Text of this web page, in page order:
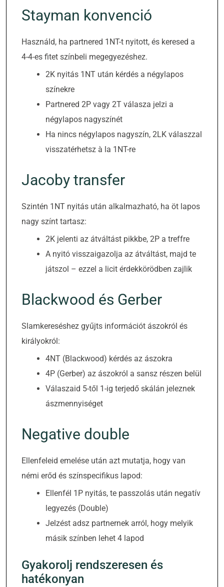
Stayman konvenció
Használd, ha partnered 1NT-t nyitott, és keresed a
4-4-es fitet színbeli megegyezéshez.
2K nyitás 1NT után kérdés a négylapos
színekre
Partnered 2P vagy 2T válasza jelzi a
négylapos nagyszínét
Ha nincs négylapos nagyszín, 2LK válaszzal
visszatérhetsz à la 1NT-re
Jacoby transfer
Szintén 1NT nyitás után alkalmazható, ha öt lapos
nagy színt tartasz:
2K jelenti az átváltást pikkbe, 2P a treffre
A nyitó visszaigazolja az átváltást, majd te
játszol – ezzel a licit érdekkörödben zajlik
Blackwood és Gerber
Slamkereséshez gyűjts információt ászokról és
királyokról:
4NT (Blackwood) kérdés az ászokra
4P (Gerber) az ászokról a sansz részen belül
Válaszaid 5-től 1-ig terjedő skálán jeleznek
ászmennyiséget
Negative double
Ellenfeleid emelése után azt mutatja, hogy van
némi erőd és színspecifikus lapod:
Ellenfél 1P nyitás, te passzolás után negatív
legyezés (Double)
Jelzést adsz partnernek arról, hogy melyik
másik színben lehet 4 lapod
Gyakorolj rendszeresen és
hatékonyan